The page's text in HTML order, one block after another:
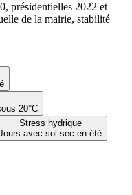
20°C
Stress hydrique
avec sol sec en été
présidentielles 2022 et
de la mairie, stabilité